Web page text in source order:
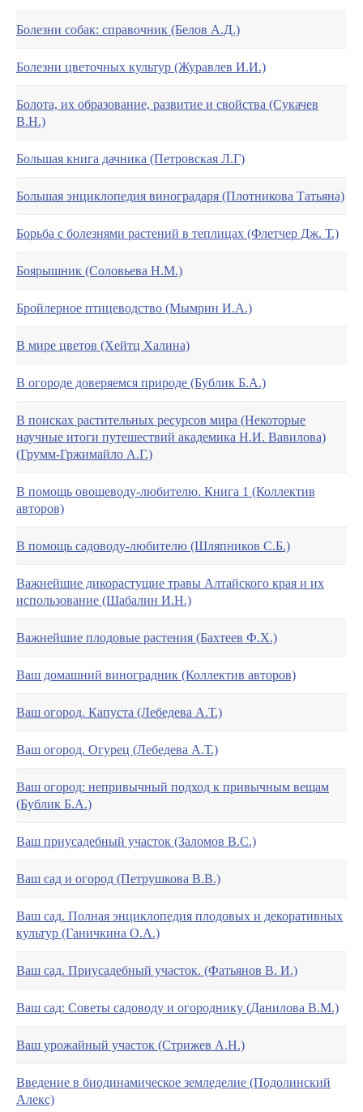
Болезни собак: справочник (Белов А.Д.)
Болезни цветочных культур (Журавлев И.И.)
Болота, их образование, развитие и свойства (Сукачев
В.Н.)
Большая книга дачника (Петровская Л.Г)
Большая энциклопедия виноградаря (Плотникова Татьяна)
Борьба с болезнями растений в теплицах (Флетчер Дж. Т.)
Боярышник (Соловьева Н.М.)
Бройлерное птицеводство (Мымрин И.А.)
В мире цветов (Хейтц Халина)
В огороде доверяемся природе (Бублик Б.А.)
В поисках растительных ресурсов мира (Некоторые
научные итоги путешествий академика Н.И. Вавилова)
(Грумм-Гржимайло А.Г.)
В помощь овощеводу-любителю. Книга 1 (Коллектив
авторов)
В помощь садоводу-любителю (Шляпников С.Б.)
Важнейшие дикорастущие травы Алтайского края и их
использование (Шабалин И.Н.)
Важнейшие плодовые растения (Бахтеев Ф.X.)
Ваш домашний виноградник (Коллектив авторов)
Ваш огород. Капуста (Лебедева А.Т.)
Ваш огород. Огурец (Лебедева А.Т.)
Ваш огород: непривычный подход к привычным вещам
(Бублик Б.А.)
Ваш приусадебный участок (Заломов В.С.)
Ваш сад и огород (Петрушкова В.В.)
Ваш сад. Полная энциклопедия плодовых и декоративных
культур (Ганичкина О.А.)
Ваш сад. Приусадебный участок. (Фатьянов В. И.)
Ваш сад: Советы садоводу и огороднику (Данилова В.М.)
Ваш урожайный участок (Стрижев А.Н.)
Введение в биодинамическое земледелие (Подолинский
Алекс)